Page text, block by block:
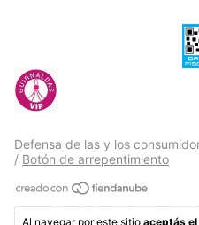
Al navegar por este sitio aceptás
Defensa de las y los
/ Botón de arrepentimiento
Copyright Guirnaldas Vip -